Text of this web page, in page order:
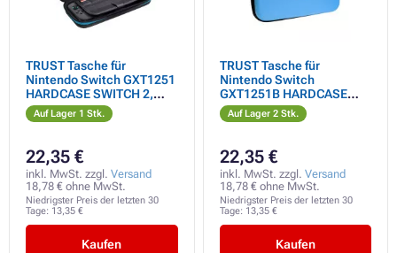
TRUST Tasche für
Nintendo Switch GXT1251
HARDCASE SWITCH 2,
schwarz
Auf Lager 1 Stk.
22,35 €
inkl. MwSt. zzgl. Versand
18,78 € ohne MwSt.
Niedrigster Preis der letzten 30
Tage: 13,35 €
Kaufen
TRUST Tasche für
Nintendo Switch
GXT1251B HARDCASE
SWITCH 2, blau
Auf Lager 2 Stk.
22,35 €
inkl. MwSt. zzgl. Versand
18,78 € ohne MwSt.
Niedrigster Preis der letzten 30
Tage: 13,35 €
Kaufen